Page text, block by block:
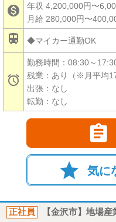
 年収 4,200,000円〜
月給 280,000円〜
 ◆マイカー通勤OK

勤務時間：08:30～
残業：あり（※月平均
出張：なし
転勤：なし

star 気に
正社員 【金沢市】地場